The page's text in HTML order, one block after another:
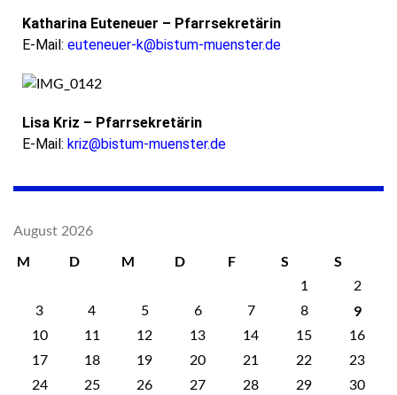
Katharina Euteneuer – Pfarrsekretärin
E-Mail: euteneuer-k@bistum-muenster.de
Lisa Kriz – Pfarrsekretärin
E-Mail: kriz@bistum-muenster.de
August 2026
M D M D F S S
1
2
3
4 5 6 7 8 9
10 11 12 13 14 15
16
17
18 19 20 21 22
23
24
25 26 27 28 29
30